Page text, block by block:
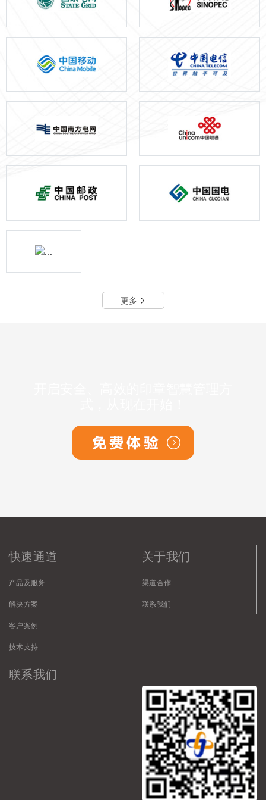
更多
快速通道
产品及服务
解决方案
客户案例
技术支持
关于我们
渠道合作
联系我们
联系我们